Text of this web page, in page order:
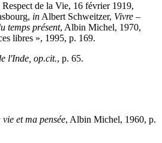
de la Vie, 16 février 1919,
in Albert Schweitzer, Vivre –
temps présent, Albin Michel, 1970,
libres », 1995, p. 169.
l'Inde, op.cit., p. 65.
vie et ma pensée, Albin Michel, 1960, p.